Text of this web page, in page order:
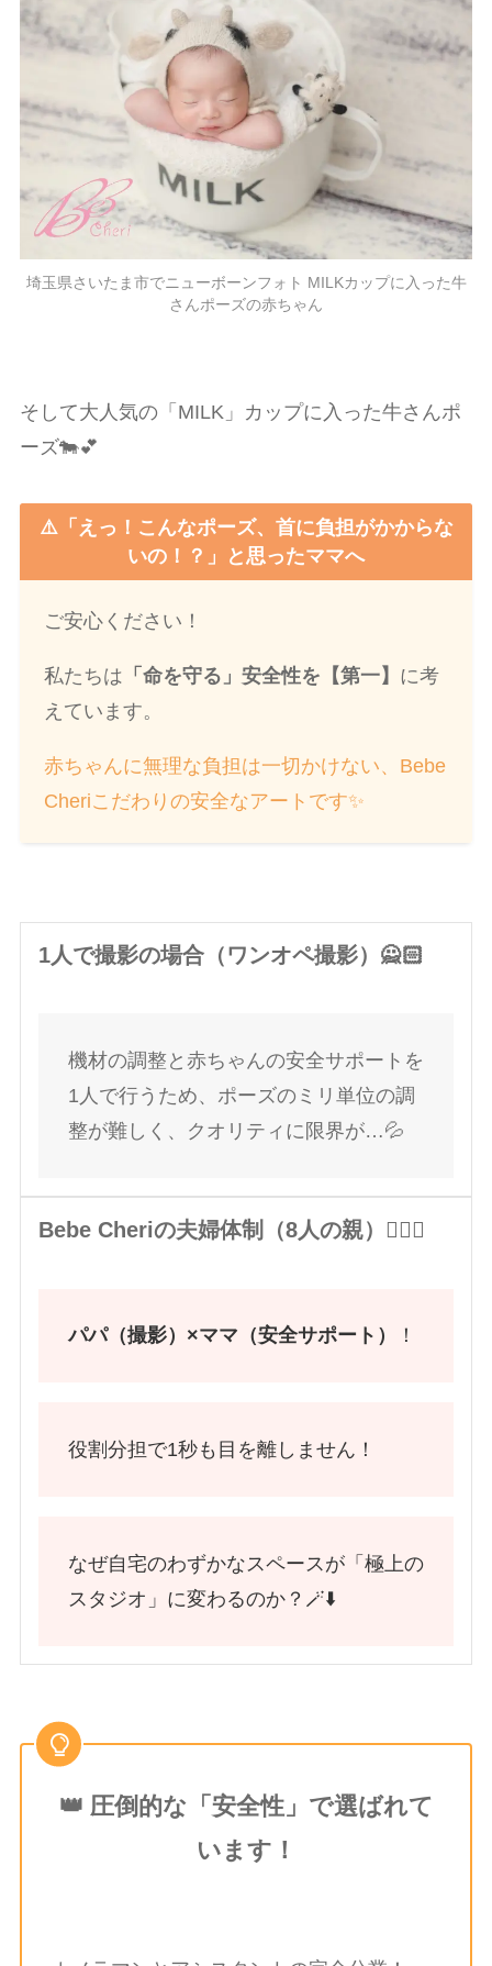
埼玉県さいたま市でニューボーンフォト MILKカップに入った牛
さんポーズの赤ちゃん
そして大人気の「MILK」カップに入った牛さんポ
ーズ🐄💕
⚠️「えっ！こんなポーズ、首に負担がかからな
いの！？」と思ったママへ
ご安心ください！
私たちは 「命を守る」安全性を【第一】 に考
えています。
赤ちゃんに無理な負担は一切かけない、Bebe
Cheriこだわりの安全なアートです✨
1人で撮影の場合（ワンオペ撮影）🙅🏻
機材の調整と赤ちゃんの安全サポートを
1人で行うため、ポーズのミリ単位の調
整が難しく、クオリティに限界が…💦
Bebe Cheriの夫婦体制（8人の親）🙆🏻‍♀️
パパ（撮影）×ママ（安全サポート） ！
役割分担で1秒も目を離しません！
なぜ自宅のわずかなスペースが「極上の
スタジオ」に変わるのか？🪄⬇️
👑 圧倒的な「安全性」で選ばれて
います！